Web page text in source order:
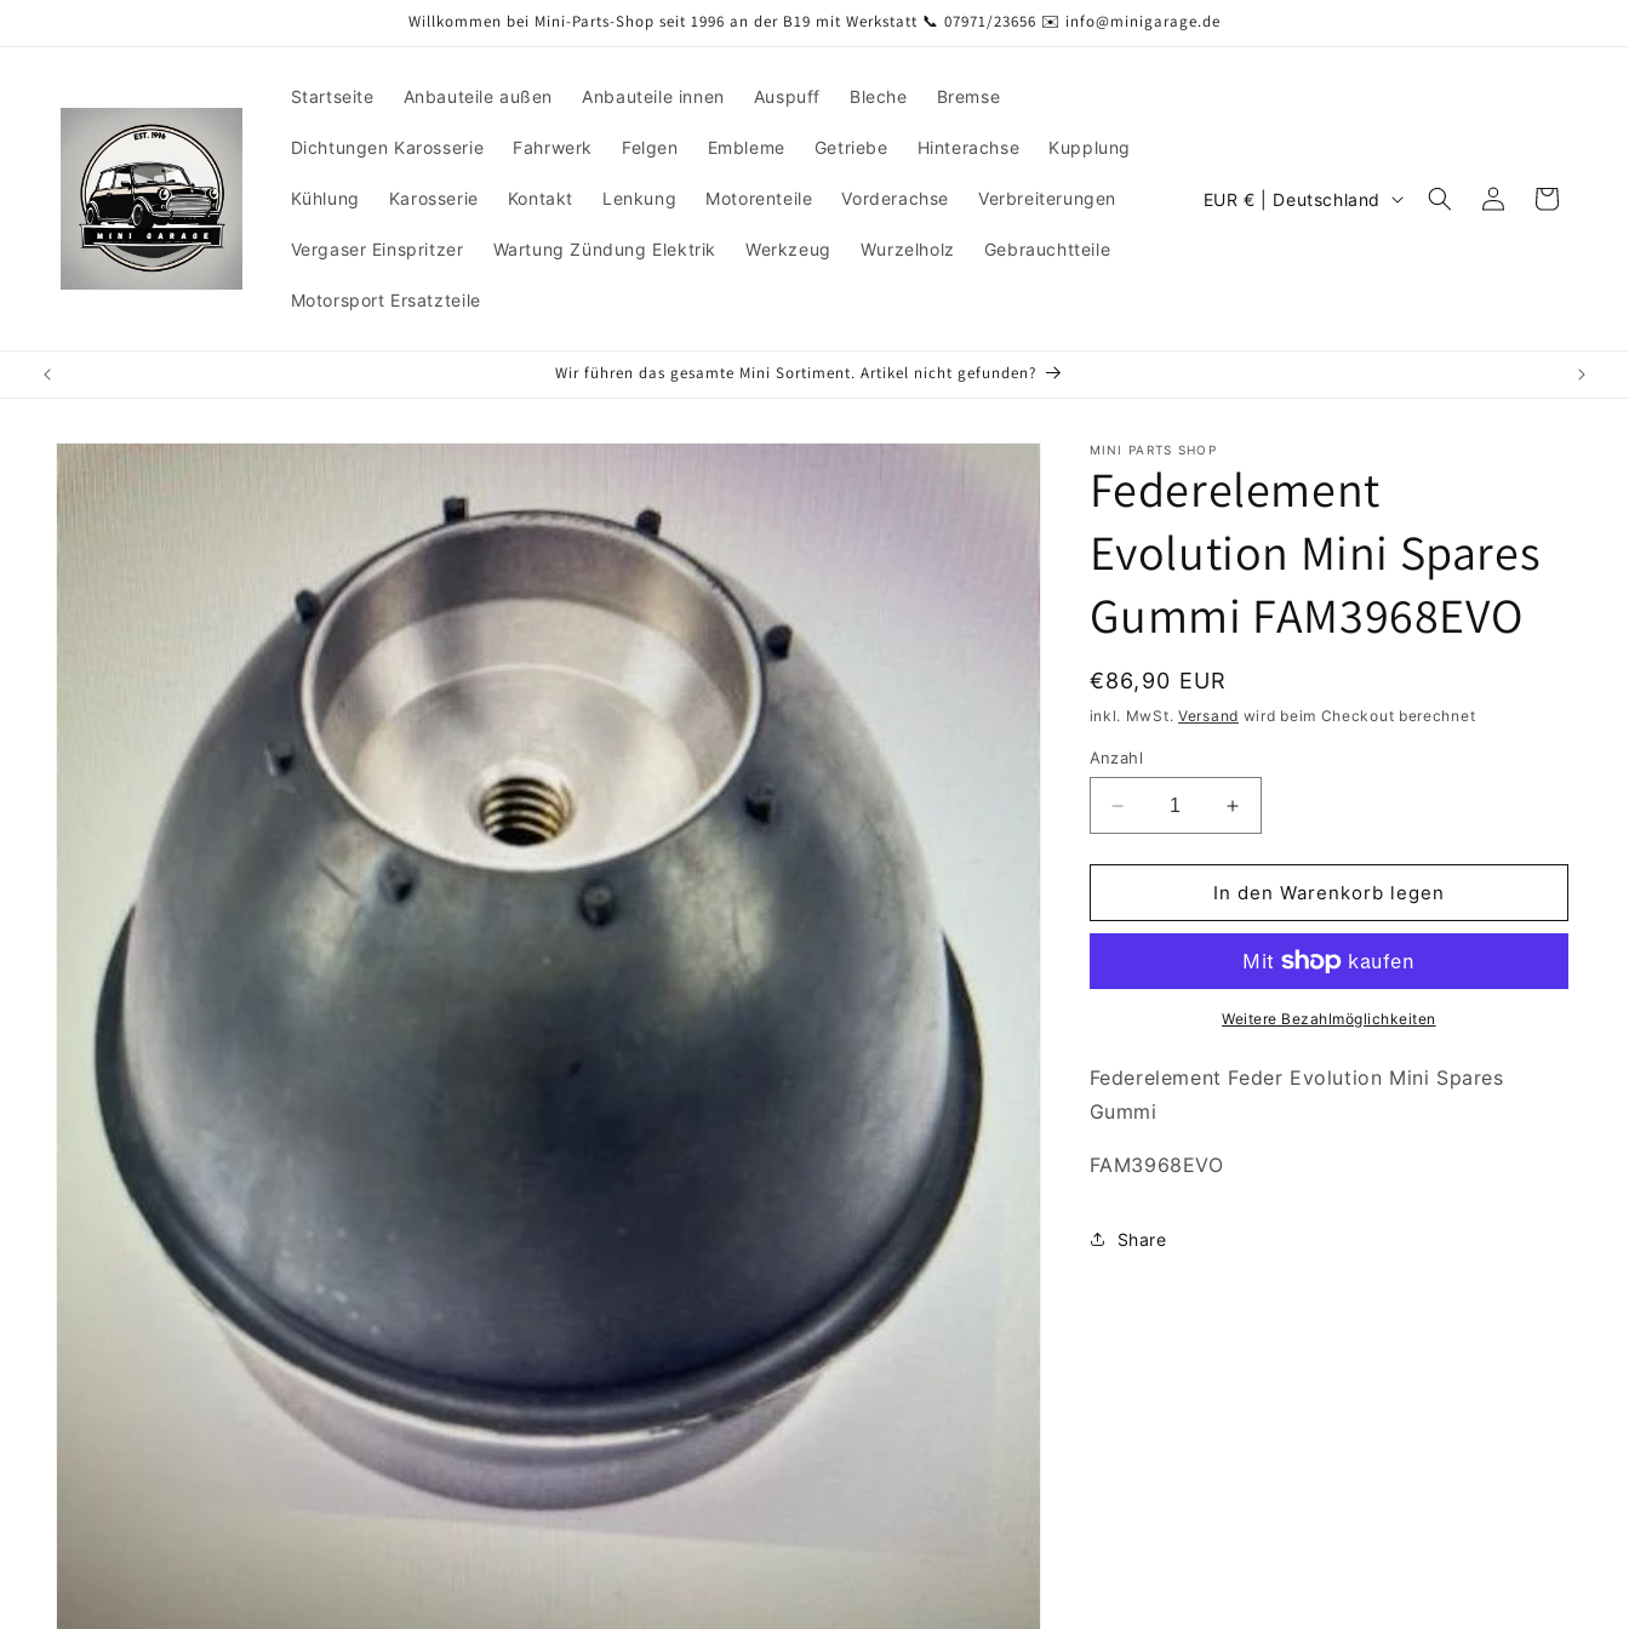
Willkommen bei Mini-Parts-Shop seit 1996 an der B19 mit Werkstatt 📞 07971/23656 ✉️ info@minigarage.de
Startseite Anbauteile außen Anbauteile innen Auspuff Bleche Bremse
Dichtungen Karosserie Fahrwerk Felgen Embleme Getriebe Hinterachse Kupplung
Kühlung Karosserie Kontakt Lenkung Motorenteile Vorderachse Verbreiterungen
Vergaser Einspritzer Wartung Zündung Elektrik Werkzeug Wurzelholz Gebrauchtteile
Motorsport Ersatzteile
g
i
n
EUR € | Deutschland EinloggenWarenkorb
Wir führen das gesamte Mini Sortiment. Artikel nicht gefunden?
MINI PARTS SHOP
Federelement
Evolution Mini Spares
Gummi FAM3968EVO
Normaler
Preis
€86,90 EUR
inkl. MwSt. Versand wird beim Checkout berechnet
Anzahl
Verringere
die
Menge
Federelement
Spares
Erhöhe
die
Menge
für
Federelement
Evolution
Mini
Spares
Gummi
In den Warenkorb legen
Weitere Bezahlmöglichkeiten
Federelement Feder Evolution Mini Spares
Gummi
FAM3968EVO
Share